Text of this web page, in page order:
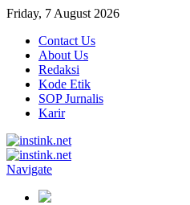
Friday, 7 August 2026
Contact Us
About Us
Redaksi
Kode Etik
SOP Jurnalis
Karir
Navigate